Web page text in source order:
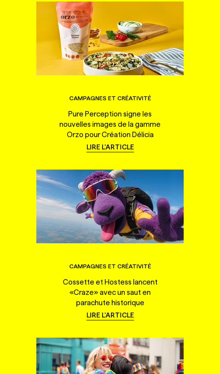
CAMPAGNES ET CRÉATIVITÉ
Pure Perception signe les
nouvelles images de la gamme
Orzo pour Création Délicia
LIRE L'ARTICLE
CAMPAGNES ET CRÉATIVITÉ
Cossette et Hostess lancent
«Craze» avec un saut en
parachute historique
LIRE L'ARTICLE